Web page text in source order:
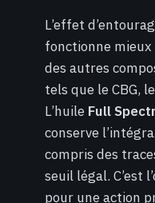
L’effet
fonctionne mieux
des autres
tels que le CBG,
L’huile Full
conserve
compris des
seuil légal. C’est
pour une action